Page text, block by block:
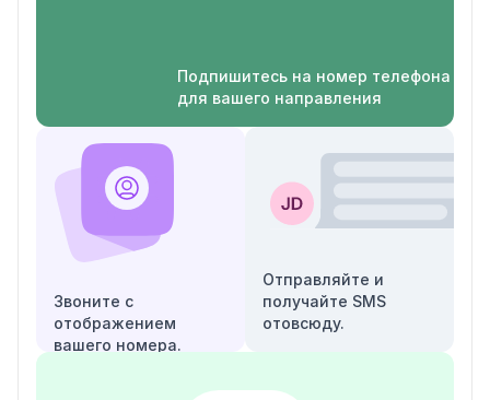
Подпишитесь на номер телефона
для вашего направления
Звоните с
отображением
вашего номера.
Отправляйте и
получайте SMS
отовсюду.